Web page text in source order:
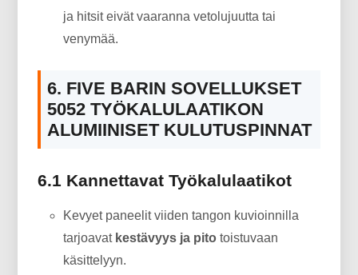
ja hitsit eivät vaaranna vetolujuutta tai
venymää.
6. FIVE BARIN SOVELLUKSET
5052 TYÖKALULAATIKON
ALUMIINISET KULUTUSPINNAT
6.1 Kannettavat Työkalulaatikot
Kevyet paneelit viiden tangon kuvioinnilla
tarjoavat kestävyys ja pito toistuvaan
käsittelyyn.